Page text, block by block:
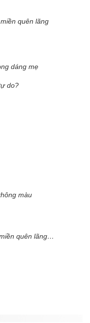
quên lãng
dáng mẹ
do?
màu
quên lãng…